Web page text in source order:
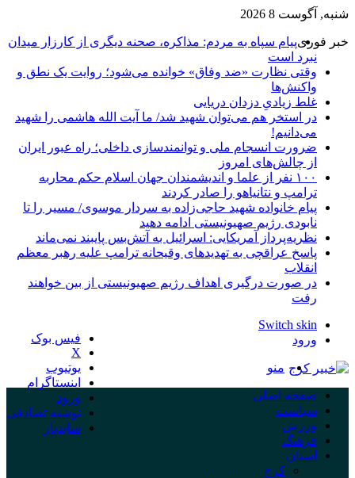
شنبه, آگوست 8 2026
خبر فوریپیام سپاه به مردم: مذاکره، صحنه دیگری از کارزار میدان
نبرد است
وقتی نظارت «ضد وفاق» خوانده می‌شود؛ روایت یک نطق و
واکنش‌ها
غلط زیادیِ دزدان دریایی
در استخر هم می‌توان شهید شد/ ما آیت الله هاشمی را شهید
می‌دانیم!
ضرورت انسجام ملی و توانمندسازی داخلی؛ راه عبور ایران
از چالش‌های امروز
۱۰۰ نفر از علما و اندیشمندان جهان اسلام حکم محاربه
ترامپ و نتانیاهو را صادر کردند
پیام خانواده شهید حاجی‌زاده به سردار موسوی/ مسیر را تا
نابودی رژیم صهیونیستی ادامه دهید
نظریه‌پرداز آمریکایی: اسرائیل به آتش‌بس پایبند نمی‌ماند
پاسخ عراقچی به تهدیدهای وقیحانه ترامپ علیه رهبر معظم
انقلاب
در صورت درگیری اهداف رژیم صهیونیستی از بین خواهند
رفت
فیس بوک
X
یوتیوب
اینستاگرام
ورود
نوشته تصادفی
سایدبار
Switch skin
ورود
منو
صفحه اصلی
سیاست
ورزش
فرهنگ
استان
کرج